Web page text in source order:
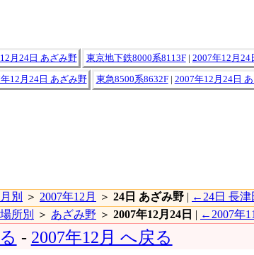
月24日 あざみ野 東京地下鉄8000系8113F| 2007年12月24
12月24日 あざみ野 東急8500系8632F| 2007年12月24日
月別 ＞ 2007年12月 ＞ 24日 あざみ野 | ←24日 長津
場所別 ＞ あざみ野 ＞ 2007年12月24日 | ←2007年
- 2007年12月 へ戻る